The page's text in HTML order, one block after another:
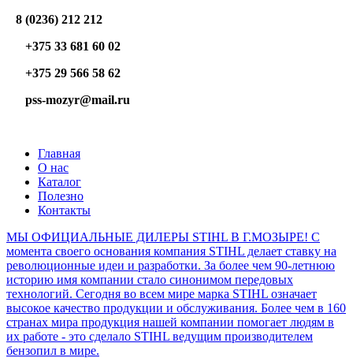
8 (0236) 212 212
+375 33 681 60 02
+375 29 566 58 62
pss-mozyr@mail.ru
Главная
О нас
Каталог
Полезно
Контакты
МЫ ОФИЦИАЛЬНЫЕ ДИЛЕРЫ STIHL В Г.МОЗЫРЕ! С
момента своего основания компания STIHL делает ставку на
революционные идеи и разработки. За более чем 90-летнюю
историю имя компании стало синонимом передовых
технологий. Сегодня во всем мире марка STIHL означает
высокое качество продукции и обслуживания. Более чем в 160
странах мира продукция нашей компании помогает людям в
их работе - это сделало STIHL ведущим производителем
бензопил в мире.